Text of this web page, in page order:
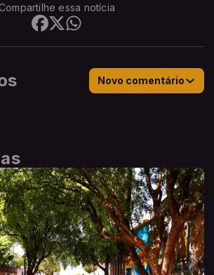
essa notícia
Novo comentário